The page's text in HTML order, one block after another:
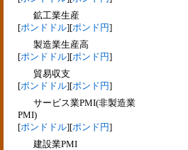
鉱工業生産
[ポンドドル][ポンド円]
製造業生産高
[ポンドドル][ポンド円]
貿易収支
[ポンドドル][ポンド円]
サービス業PMI(非製造業
PMI)
[ポンドドル][ポンド円]
建設業PMI